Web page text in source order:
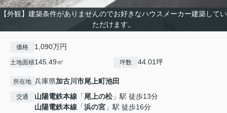
【外観】建築条件がありませんのでお好きなハウスメーカー建築してい
ただけます。
価格 1,090万円
土地面積145.49㎡ 坪数 44.01坪
所在地 兵庫県加古川市尾上町池田
交通 山陽電鉄本線 「尾上の松」駅 徒歩13分
山陽電鉄本線 「浜の宮 」駅 徒歩16分